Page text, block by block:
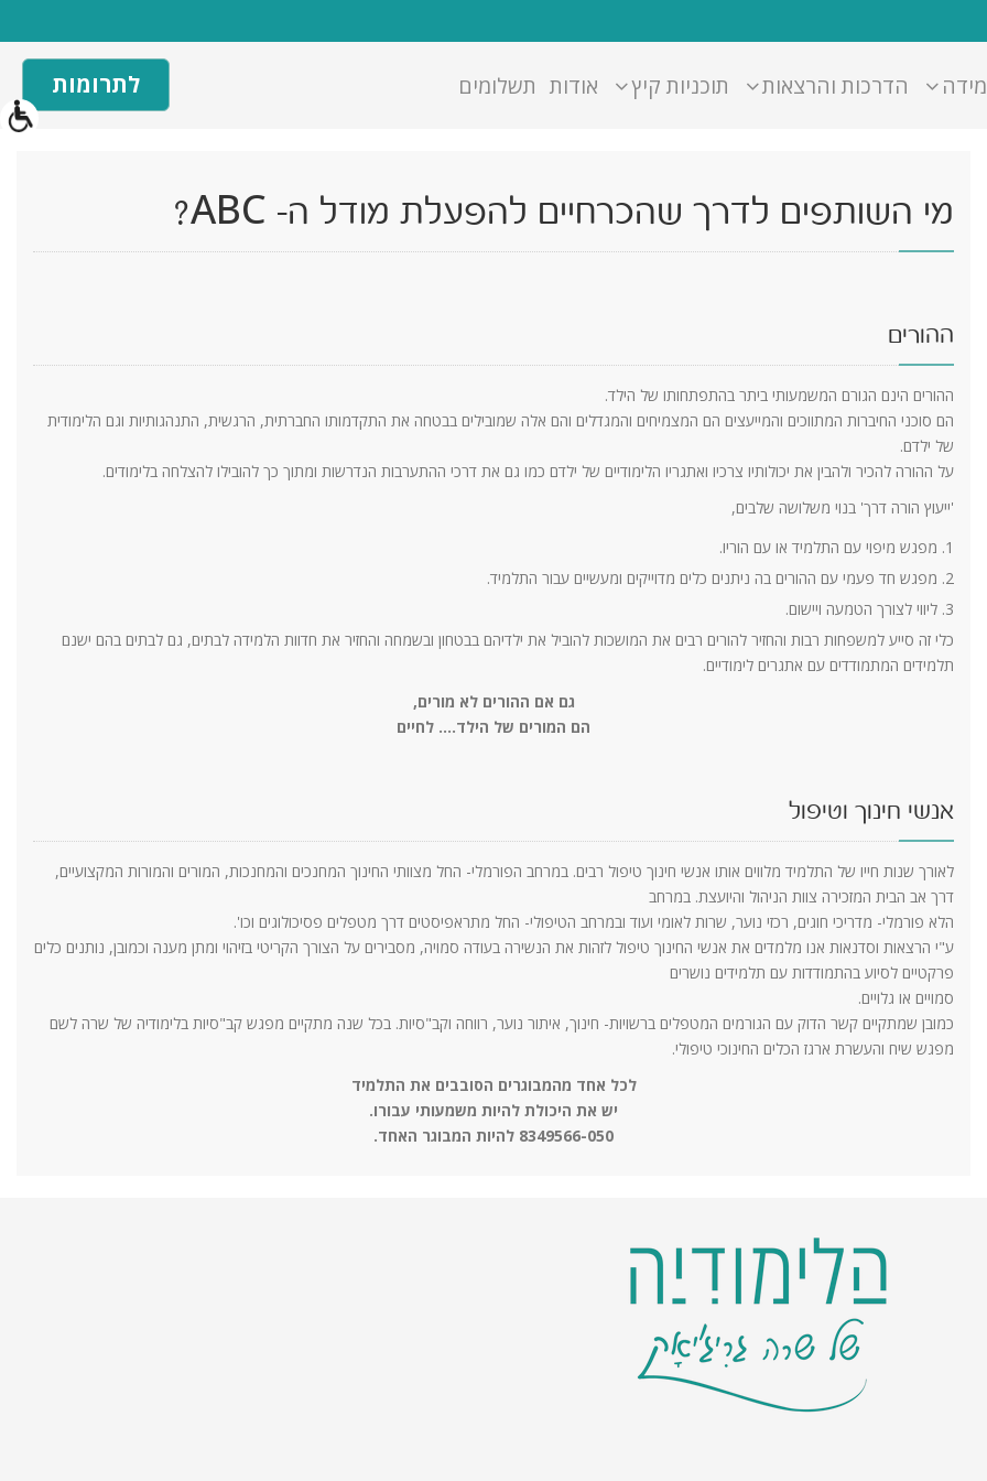
הדרכות והרצאות תוכניות קיץ אודות תשלומים לתרומות
מי השותפים לדרך שהכרחיים להפעלת מודל ה- ABC?
ההורים
ההורים הינם הגורם המשמעותי ביתר בהתפתחותו של הילד.
הם סוכני החיברות המתווכים והמייעצים הם המצמיחים והמגדלים והם אלה שמובילים בבטחה את התקדמותו החברתית, הרגשית, התנהגותיות וגם הלימודית
של ילדם.
על ההורה להכיר ולהבין את יכולותיו צרכיו ואתגריו הלימודיים של ילדם כמו גם את דרכי ההתערבות הנדרשות ומתוך כך להובילו להצלחה בלימודים.
'ייעוץ הורה דרך' בנוי משלושה שלבים,
מפגש מיפוי עם התלמיד או עם הוריו.
מפגש חד פעמי עם ההורים בה ניתנים כלים מדוייקים ומעשיים עבור התלמיד.
ליווי לצורך הטמעה ויישום.
כלי זה סייע למשפחות רבות והחזיר להורים רבים את המושכות להוביל את ילדיהם בבטחון ובשמחה והחזיר את חדוות הלמידה לבתים, גם לבתים בהם ישנם
תלמידים המתמודדים עם אתגרים לימודיים.
גם אם ההורים לא מורים,
הם המורים של הילד.... לחיים
אנשי חינוך וטיפול
לאורך שנות חייו של התלמיד מלווים אותו אנשי חינוך טיפול רבים. במרחב הפורמלי- החל מצוותי החינוך המחנכים והמחנכות, המורים והמורות המקצועיים,
דרך אב הבית המזכירה צוות הניהול והיועצת. במרחב
הלא פורמלי- מדריכי חוגים, רכזי נוער, שרות לאומי ועוד ובמרחב הטיפולי- החל מתראפיסטים דרך מטפלים פסיכולוגים וכו'.
ע"י הרצאות וסדנאות אנו מלמדים את אנשי החינוך טיפול לזהות את הנשירה בעודה סמויה, מסבירים על הצורך הקריטי בזיהוי ומתן מענה וכמובן, נותנים כלים
פרקטיים לסיוע בהתמודדות עם תלמידים נושרים
סמויים או גלויים.
כמובן שמתקיים קשר הדוק עם הגורמים המטפלים ברשויות- חינוך, איתור נוער, רווחה וקב"סיות. בכל שנה מתקיים מפגש קב"סיות בלימודיה של שרה לשם
מפגש שיח והעשרת ארגז הכלים החינוכי טיפולי.
לכל אחד מהמבוגרים הסובבים את התלמיד
יש את היכולת להיות משמעותי עבורו.
8349566-050 להיות המבוגר האחד.